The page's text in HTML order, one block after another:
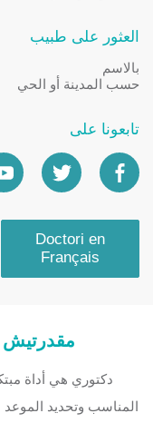
العثور على طبيب
بالاسم
حسب المدينة أو الحي
تابعونا على
Doctori en
Français
مقدرتيش
دكتوري هي أداة
المناسب وتحديد الموعد